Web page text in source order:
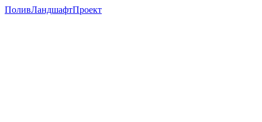
ПоливЛандшафтПроект